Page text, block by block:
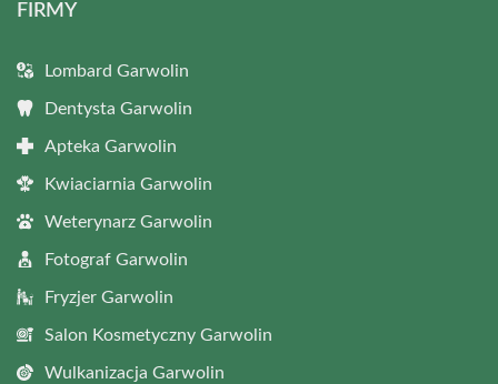
FIRMY
Lombard Garwolin
Dentysta Garwolin
Apteka Garwolin
Kwiaciarnia Garwolin
Weterynarz Garwolin
Fotograf Garwolin
Fryzjer Garwolin
Salon Kosmetyczny Garwolin
Wulkanizacja Garwolin